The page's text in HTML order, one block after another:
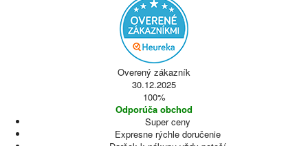
Overený zákazník
30.12.2025
100%
Odporúča obchod
Super ceny
Expresne rýchle doručenie